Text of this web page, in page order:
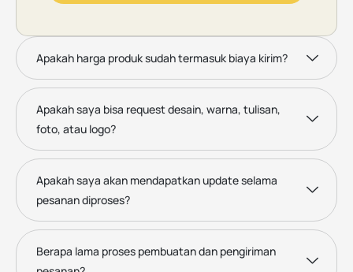
Apakah harga produk sudah termasuk biaya kirim?
Apakah saya bisa request desain, warna, tulisan,
foto, atau logo?
Apakah saya akan mendapatkan update selama
pesanan diproses?
Berapa lama proses pembuatan dan pengiriman